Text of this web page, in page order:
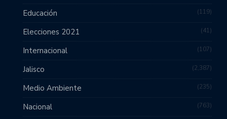
Educación 119
Elecciones 2021 41
Internacional 107
Jalisco 2,387
Medio Ambiente 235
Nacional 763